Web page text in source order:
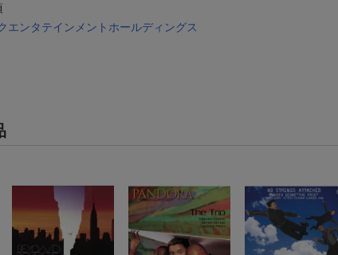
エンタテインメントホールディングス